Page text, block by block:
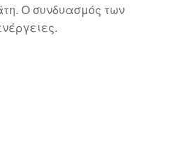
Ο συνδυασμός των